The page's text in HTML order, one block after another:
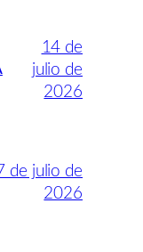
14 de
julio de
2026
de julio de
2026